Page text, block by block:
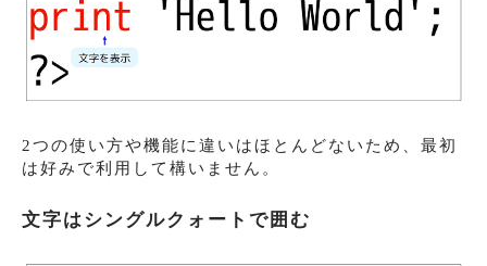
2つの使い方や機能に違いはほとんどないため、最初
は好みで利用して構いません。
文字はシングルクォートで囲む